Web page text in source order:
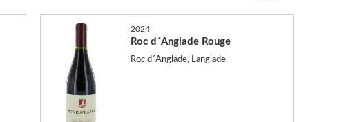
2024
Roc d´Anglade Rouge
Roc d´Anglade, Langlade